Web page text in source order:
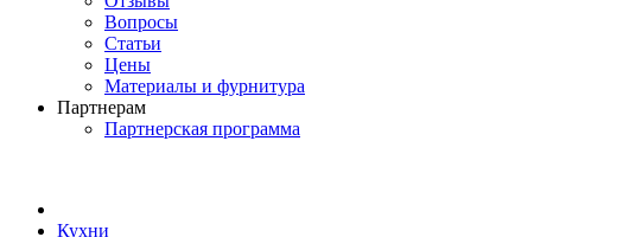
Вопросы
Статьи
Цены
Материалы и фурнитура
Партнерам
Партнерская программа
Кухни